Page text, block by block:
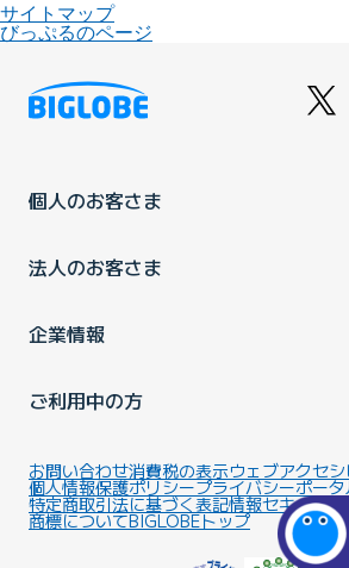
サイトマップ
びっぷるのページ
個人のお客さま
法人のお客さま
企業情報
ご利用中の方
お問い合わせ消費税の表示ウェブアクセ
個人情報保護ポリシープライバシーポー
特定商取引法に基づく表記情報セキュリテ
商標についてBIGLOBEトップ